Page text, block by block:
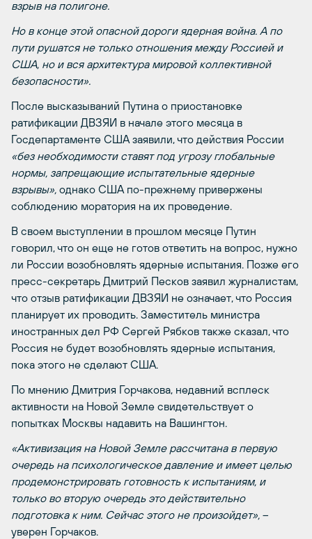
взрыв на полигоне.
Но в конце этой опасной дороги ядерная война. А по
пути рушатся не только отношения между Россией и
США, но и вся архитектура мировой коллективной
безопасности».
После высказываний Путина о приостановке
ратификации ДВЗЯИ в начале этого месяца в
Госдепартаменте США заявили, что действия России
«без необходимости ставят под угрозу глобальные
нормы, запрещающие испытательные ядерные
взрывы», однако США по-прежнему привержены
соблюдению моратория на их проведение.
В своем выступлении в прошлом месяце Путин
говорил, что он еще не готов ответить на вопрос, нужно
ли России возобновлять ядерные испытания. Позже его
пресс-секретарь Дмитрий Песков заявил журналистам,
что отзыв ратификации ДВЗЯИ не означает, что Россия
планирует их проводить. Заместитель министра
иностранных дел РФ Сергей Рябков также сказал, что
Россия не будет возобновлять ядерные испытания,
пока этого не сделают США.
По мнению Дмитрия Горчакова, недавний всплеск
активности на Новой Земле свидетельствует о
попытках Москвы надавить на Вашингтон.
«Активизация на Новой Земле рассчитана в первую
очередь на психологическое давление и имеет целью
продемонстрировать готовность к испытаниям, и
только во вторую очередь это действительно
подготовка к ним. Сейчас этого не произойдет», –
уверен Горчаков.